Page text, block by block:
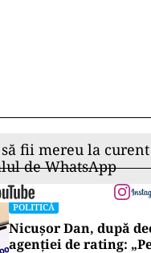
fii mereu la
de WhatsApp
POLITICĂ
Nicușor Dan, după
agenției de rating: